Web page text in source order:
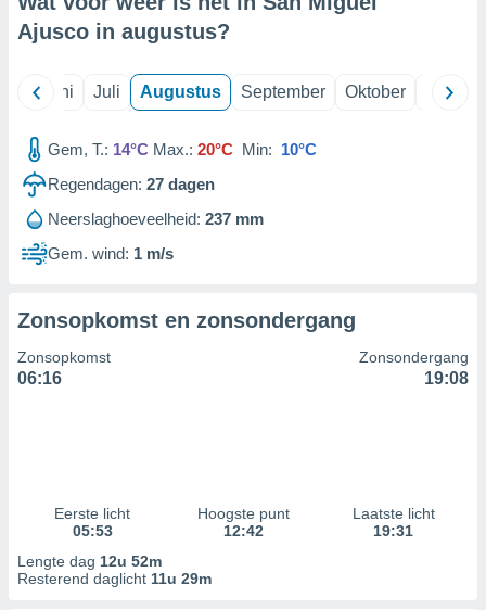
Ajusco in augustus?
Juni Juli Augustus September Oktober
Gem, T.: 14°C Max.: 20°C Min: 10°C
Regendagen: 27 dagen
Neerslaghoeveelheid: 237 mm
Gem. wind: 1 m/s
Zonsopkomst en zonsondergang
Zonsopkomst
06:16
Zonsondergang
19:08
Eerste licht
05:53
Hoogste punt
12:42
Laatste licht
19:31
Lengte dag 12u 52m
Resterend daglicht 11u 29m